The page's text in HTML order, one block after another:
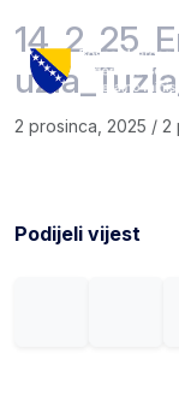
2 prosinca, 2025 / 2
Podijeli vijest